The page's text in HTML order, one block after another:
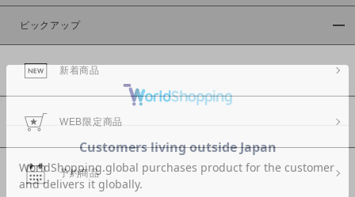
カラー
ピックアップ
新着商品
WEB限定商品
予約商品